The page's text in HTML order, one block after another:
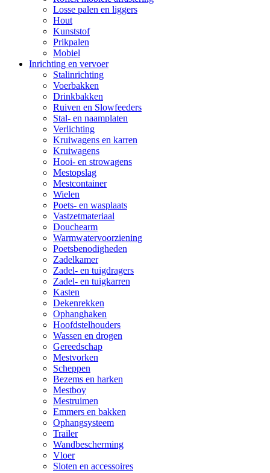
Losse palen en liggers
Hout
Kunststof
Prikpalen
Mobiel
Inrichting en vervoer
Stalinrichting
Voerbakken
Drinkbakken
Ruiven en Slowfeeders
Stal- en naamplaten
Verlichting
Kruiwagens en karren
Kruiwagens
Hooi- en strowagens
Mestopslag
Mestcontainer
Wielen
Poets- en wasplaats
Vastzetmateriaal
Douchearm
Warmwatervoorziening
Poetsbenodigheden
Zadelkamer
Zadel- en tuigdragers
Zadel- en tuigkarren
Kasten
Dekenrekken
Ophanghaken
Hoofdstelhouders
Wassen en drogen
Gereedschap
Mestvorken
Scheppen
Bezems en harken
Mestboy
Mestruimen
Emmers en bakken
Ophangsysteem
Trailer
Wandbescherming
Vloer
Sloten en accessoires